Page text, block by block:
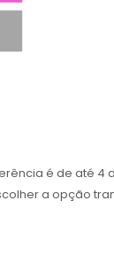
é de até 4
a opção